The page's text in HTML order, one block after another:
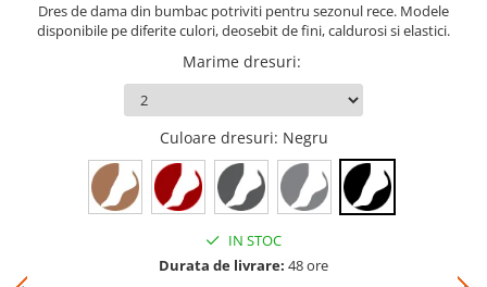
Dres de dama din bumbac potriviti pentru sezonul rece. Modele
disponibile pe diferite culori, deosebit de fini, caldurosi si elastici.
Marime dresuri:
Culoare dresuri: Negru
IN STOC
Durata de livrare: 48 ore